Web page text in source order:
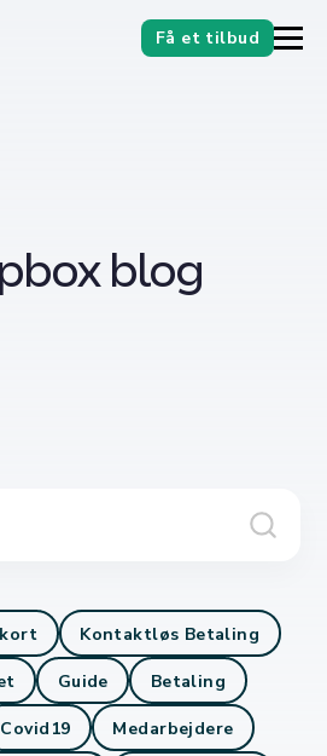
Få et tilbud
blog
Kontaktløs Betaling
Guide Betaling
Covid19 Medarbejdere